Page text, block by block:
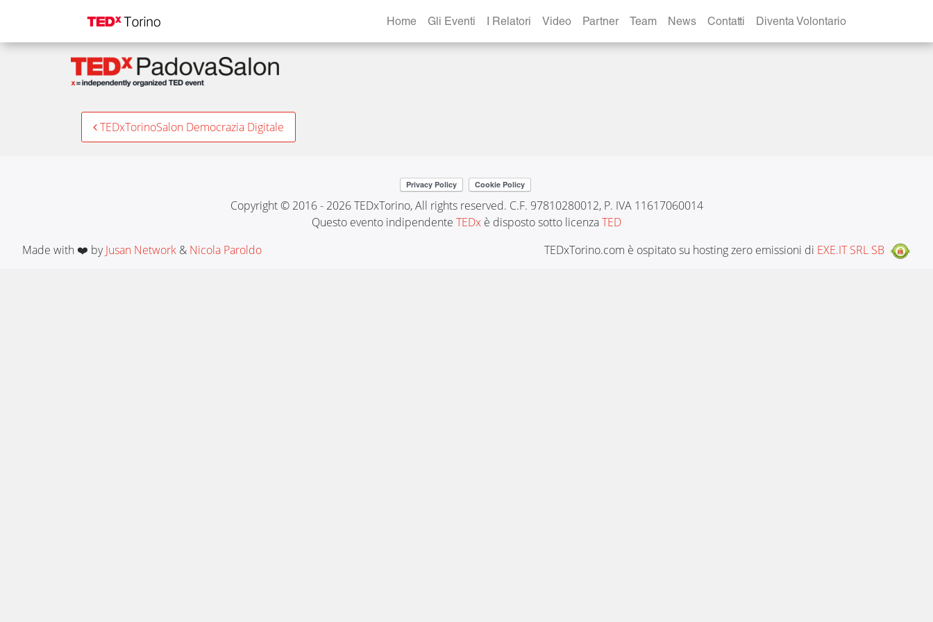
Home Gli Eventi I Relatori Video Partner Team News Contatti Diventa Volontario
TEDxPadovaSalon
Post
TEDxTorinoSalon Democrazia Digitale
Copyright © 2016 - 2026 TEDxTorino, All rights reserved. C.F. 97810280012, P. IVA 11617060014
Questo evento indipendente TEDx è disposto sotto licenzaTED
Made with ❤️ byJusan Network & Nicola Paroldo TEDxTorino.com è ospitato su hosting zero emissioni di EXE.IT SRL SB